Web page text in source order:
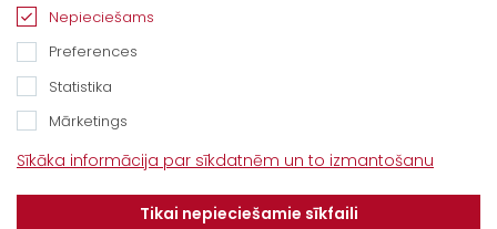
Jelgavas novads, LV-3043
Tel. +371 67913161
E-pasts:
info@dotnuvabaltic.lv
Finansējums
Nepieciešams
Preferences
Statistika
Mārketings
Sīkāka informācija par sīkdatnēm un to izmantošanu
Tikai nepieciešamie sīkfaili